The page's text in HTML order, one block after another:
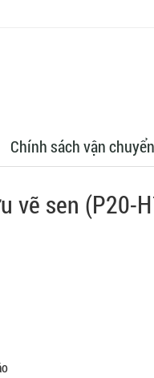
Chính sách vận chuyển
vẽ sen (P20-